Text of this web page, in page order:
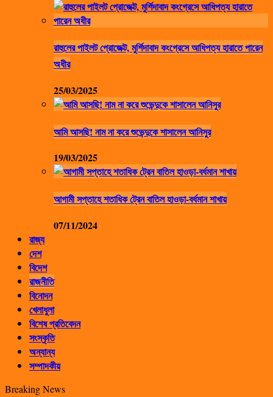
রাহুলের পাইলট প্রোজেক্ট, মুর্শিদাবাদ কংগ্রেসে আধিপত্য হারাতে পারেন
অধীর
25/03/2025
আমি আসছি! নাম না করে শুভেন্দুকে শাসালেন আনিসুর
19/03/2025
আগামী সপ্তাহে শতাধিক ট্রেন বাতিল হাওড়া-বর্ধমান শাখায়
07/11/2024
রাজ্য
দেশ
বিদেশ
রাজনীতি
বিনোদন
খেলাধুলা
বিশেষ প্রতিবেদন
সংস্কৃতি
অন্যান্য
সম্পাদকীয়
Breaking News